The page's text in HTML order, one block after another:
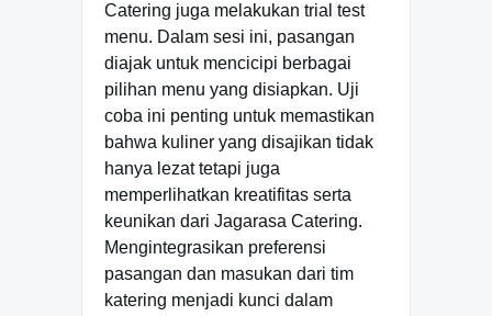
Catering juga melakukan trial test
menu. Dalam sesi ini, pasangan
diajak untuk mencicipi berbagai
pilihan menu yang disiapkan. Uji
coba ini penting untuk memastikan
bahwa kuliner yang disajikan tidak
hanya lezat tetapi juga
memperlihatkan kreatifitas serta
keunikan dari Jagarasa Catering.
Mengintegrasikan preferensi
pasangan dan masukan dari tim
katering menjadi kunci dalam